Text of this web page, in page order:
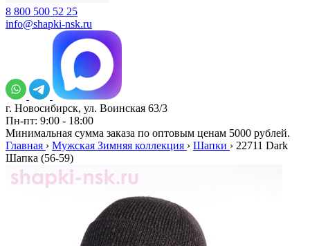
8 800 500 52 25
info@shapki-nsk.ru
г. Новосибирск, ул. Воинская 63/3
Пн-пт: 9:00 - 18:00
Минимальная сумма заказа по оптовым ценам 5000 рублей.
Главная › Мужская Зимняя коллекция › Шапки › 22711 Dark
Шапка (56-59)